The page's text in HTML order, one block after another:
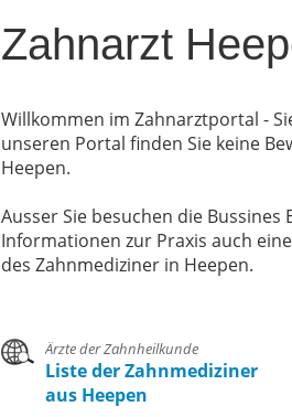
Zahnarzt
Willkommen im Zahnarztportal -
unseren Portal finden Sie keine
Heepen.
Ausser Sie besuchen die
Informationen zur Praxis auch
des Zahnmediziner in Heepen.
Ärzte der Zahnheilkunde
Liste der Zahnmediziner
aus Heepen